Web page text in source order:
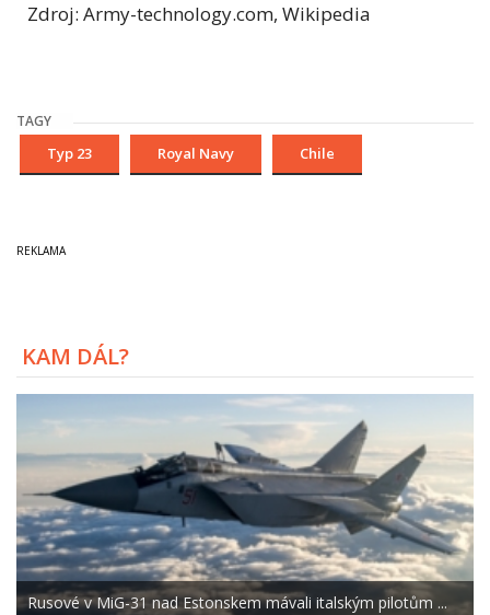
Zdroj: Army-technology.com, Wikipedia
TAGY
Typ 23 Royal Navy Chile
KAM DÁL?
Rusové v MiG-31 nad Estonskem mávali italským pilotům ...